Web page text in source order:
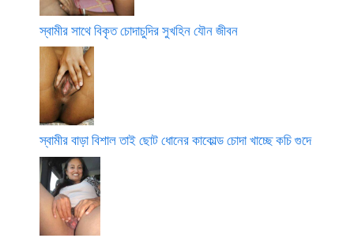
স্বামীর সাথে বিকৃত চোদাচুদির সুখহিন যৌন জীবন
স্বামীর বাড়া বিশাল তাই ছোট ধোনের কাকোল্ড চোদা খাচ্ছে কচি গুদে